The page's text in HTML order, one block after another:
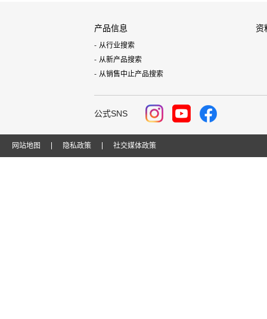
产品信息
从行业搜索
从新产品搜索
从销售中止产品搜索
资
公式SNS
网站地图 隐私政策 社交媒体政策